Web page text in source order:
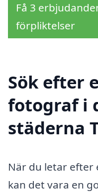
Få 3
förpliktelser
Sök efter
fotograf i
städerna
När du letar efter
kan det vara en